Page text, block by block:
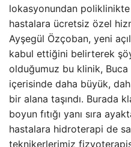
lokasyonundan
hastalara ücretsiz özel
Ayşegül Özçoban, yeni
kabul ettiğini belirterek
olduğumuz bu klinik, Buca
içerisinde daha büyük,
bir alana taşındı. Burada
boyun fıtığı yanı sıra
hastalara hidroterapi de
teknikerlerimiz